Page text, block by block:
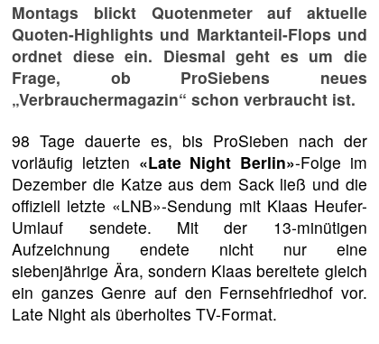
Montags blickt Quotenmeter auf aktuelle
Quoten-Highlights und Marktanteil-Flops und
ordnet diese ein. Diesmal geht es um die
Frage, ob ProSiebens neues
„Verbrauchermagazin“ schon verbraucht ist.
98 Tage dauerte es, bis ProSieben nach der
vorläufig letzten «Late Night Berlin»-Folge im
Dezember die Katze aus dem Sack ließ und die
offiziell letzte «LNB»-Sendung mit Klaas Heufer-
Umlauf sendete. Mit der 13-minütigen
Aufzeichnung endete nicht nur eine
siebenjährige Ära, sondern Klaas bereitete gleich
ein ganzes Genre auf den Fernsehfriedhof vor.
Late Night als überholtes TV-Format.